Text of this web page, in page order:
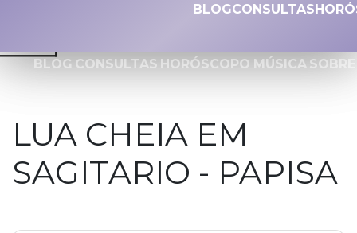
BLOG CONSULTAS HORÓSCOPO MÚSICA SOBRE
BLOGCONSULTAS
LUA CHEIA EM
SAGITARIO - PAPISA